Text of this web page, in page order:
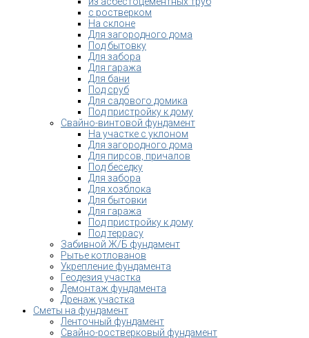
с ростверком
На склоне
Для загородного дома
Под бытовку
Для забора
Для гаража
Для бани
Под сруб
Для садового домика
Под пристройку к дому
Свайно-винтовой фундамент
На участке с уклоном
Для загородного дома
Для пирсов, причалов
Под беседку
Для забора
Для хозблока
Для бытовки
Для гаража
Под пристройку к дому
Под террасу
Забивной Ж/Б фундамент
Рытье котлованов
Укрепление фундамента
Геодезия участка
Демонтаж фундамента
Дренаж участка
Сметы на фундамент
Ленточный фундамент
Свайно-ростверковый фундамент